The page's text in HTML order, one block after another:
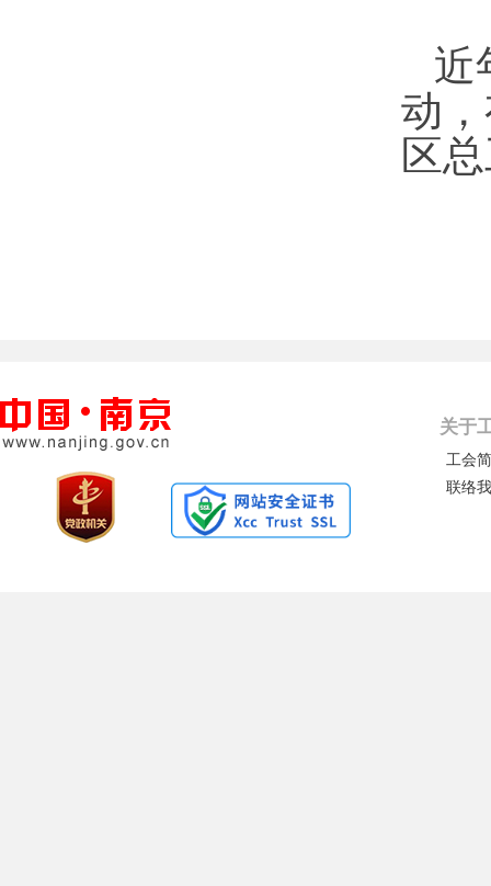
近
动
区
关于
工会
联络